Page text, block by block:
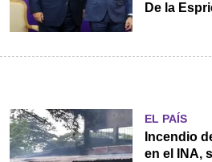
De la
EL PAÍS
Incendio
en el INA,